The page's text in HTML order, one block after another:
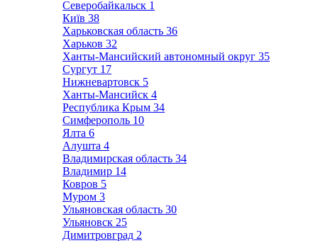
Северобайкальск 1
Київ 38
Харьковская область 36
Харьков 32
Ханты-Мансийский автономный округ 35
Сургут 17
Нижневартовск 5
Ханты-Мансийск 4
Республика Крым 34
Симферополь 10
Ялта 6
Алушта 4
Владимирская область 34
Владимир 14
Ковров 5
Муром 3
Ульяновская область 30
Ульяновск 25
Димитровград 2